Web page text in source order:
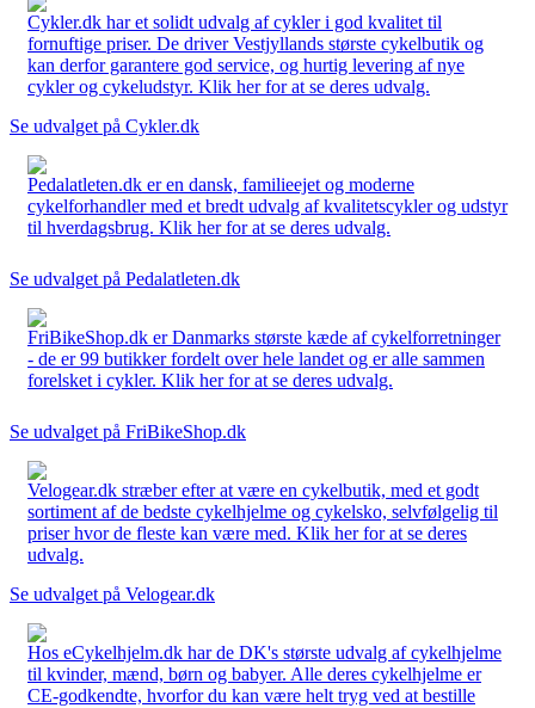
Cykler.dk har et solidt udvalg af cykler i god kvalitet til
fornuftige priser. De driver Vestjyllands største cykelbutik og
kan derfor garantere god service, og hurtig levering af nye
cykler og cykeludstyr. Klik her for at se deres udvalg.
Se udvalget på Cykler.dk
Pedalatleten.dk er en dansk, familieejet og moderne
cykelforhandler med et bredt udvalg af kvalitetscykler og udstyr
til hverdagsbrug. Klik her for at se deres udvalg.
Se udvalget på Pedalatleten.dk
FriBikeShop.dk er Danmarks største kæde af cykelforretninger
- de er 99 butikker fordelt over hele landet og er alle sammen
forelsket i cykler. Klik her for at se deres udvalg.
Se udvalget på FriBikeShop.dk
Velogear.dk stræber efter at være en cykelbutik, med et godt
sortiment af de bedste cykelhjelme og cykelsko, selvfølgelig til
priser hvor de fleste kan være med. Klik her for at se deres
udvalg.
Se udvalget på Velogear.dk
Hos eCykelhjelm.dk har de DK's største udvalg af cykelhjelme
til kvinder, mænd, børn og babyer. Alle deres cykelhjelme er
CE-godkendte, hvorfor du kan være helt tryg ved at bestille